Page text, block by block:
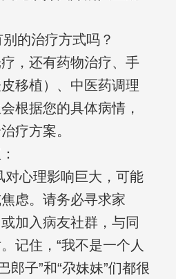
的治疗方式吗？
，还有药物治疗、手
移植）、中医药调理
根据您的具体病情，
疗方案。
对心理影响巨大，可能
虑。请务必寻求家
加入病友社群，与同
记住，“我不是一个人
郎子”和“尕妹妹”们都很